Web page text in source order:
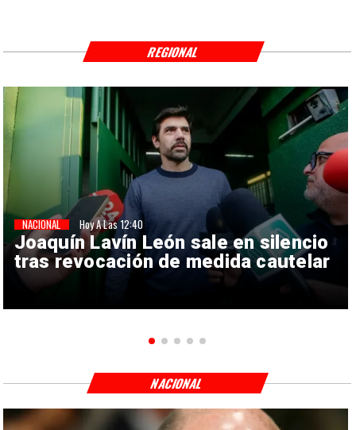
Joaquín Lavín León sale en silencio
tras revocación de medida cautelar
NACIONAL Hoy A Las 12:40
REGIONAL
NACIONAL